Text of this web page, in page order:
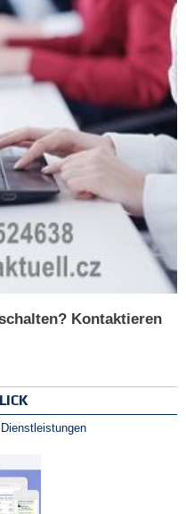
Kontaktieren
Dienstleistungen